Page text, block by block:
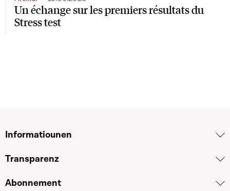
Un échange sur les premiers résultats du
Stress test
Informatiounen
Transparenz
Abonnement